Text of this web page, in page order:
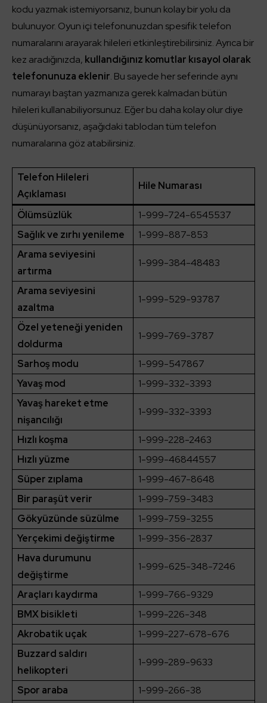
kodu yazmak istemiyorsanız, bunun kolay bir yolu da
bulunuyor. Oyun içi telefonunuzdan spesifik telefon
numaralarını arayarak hileleri etkinleştirebilirsiniz. Ayrıca bir
kez aradığınızda, kullandığınız komutlar kısayol olarak
telefonunuza eklenir. Bu sayede her seferinde aynı
numarayı baştan yazmanıza gerek kalmadan bütün
hileleri kullanabiliyorsunuz. Eğer bu daha kolay olur diye
düşünüyorsanız, aşağıdaki tablodan tüm telefon
numaralarına göz atabilirsiniz.
Telefon Hileleri
Açıklaması
Hile Numarası
Ölümsüzlük
1-999-724-6545537
Sağlık ve zırhı yenileme
1-999-887-853
Arama seviyesini
artırma
1-999-384-48483
Arama seviyesini
azaltma
1-999-529-93787
Özel yeteneği yeniden
doldurma
1-999-769-3787
Sarhoş modu
1-999-547867
Yavaş mod
1-999-332-3393
Yavaş hareket etme
nişancılığı
1-999-332-3393
Hızlı koşma
1-999-228-2463
Hızlı yüzme
1-999-46844557
Süper zıplama
1-999-467-8648
Bir paraşüt verir
1-999-759-3483
Gökyüzünde süzülme
1-999-759-3255
Yerçekimi değiştirme
1-999-356-2837
Hava durumunu
değiştirme
1-999-625-348-7246
Araçları kaydırma
1-999-766-9329
BMX bisikleti
1-999-226-348
Akrobatik uçak
1-999-227-678-676
Buzzard saldırı
helikopteri
1-999-289-9633
Spor araba
1-999-266-38